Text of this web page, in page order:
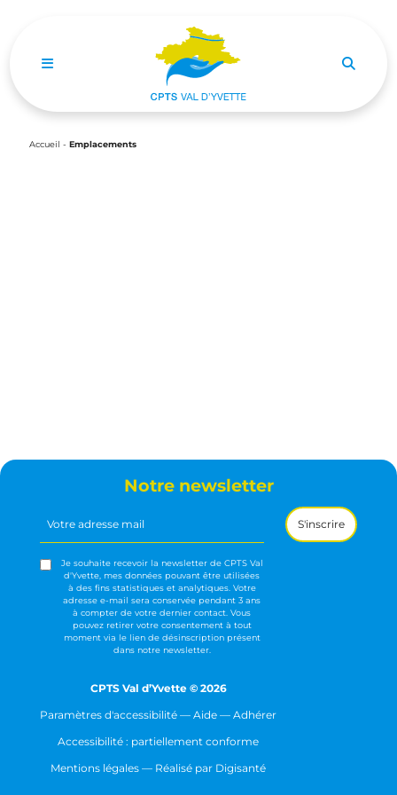
Ouvrir le menu de navigation mobile
Accueil - Emplacements
Notre newsletter
mail
(Nécessaire)
Je souhaite recevoir la newsletter de CPTS Val
d'Yvette, mes données pouvant être utilisées
à des fins statistiques et analytiques. Votre
adresse e-mail sera conservée pendant 3 ans
à compter de votre dernier contact. Vous
pouvez retirer votre consentement à tout
moment via le lien de désinscription présent
dans notre newsletter.
CPTS Val d’Yvette © 2026
Paramètres d'accessibilité — Aide — Adhérer
Accessibilité : partiellement conforme
Mentions légales — Réalisé par Digisanté